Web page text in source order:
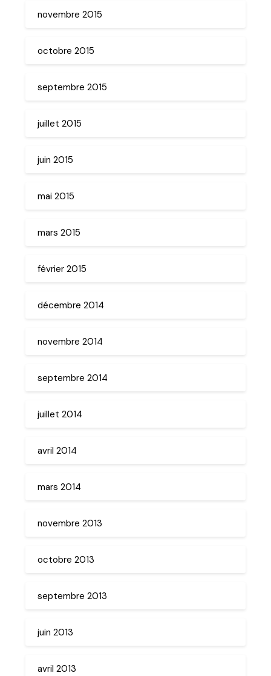
novembre 2015
octobre 2015
septembre 2015
juillet 2015
juin 2015
mai 2015
mars 2015
février 2015
décembre 2014
novembre 2014
septembre 2014
juillet 2014
avril 2014
mars 2014
novembre 2013
octobre 2013
septembre 2013
juin 2013
avril 2013